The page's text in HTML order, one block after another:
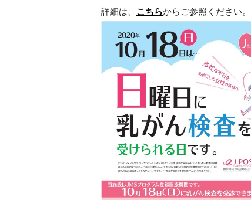
詳細は、 こちらからご参照ください。